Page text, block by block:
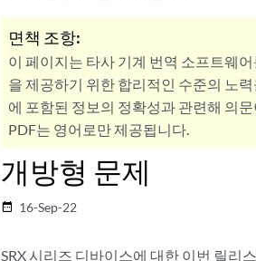
면책 조항:
이 페이지는 타사 기계 번역 소프트웨
을 제공하기 위한 합리적인 수준의 노
에 포함된 정보의 정확성과 관련해 의
PDF는 영어로만 제공됩니다.
개방형 문제
date_range 16-Sep-22
SRX 시리즈 디바이스에 대한 이번 릴리